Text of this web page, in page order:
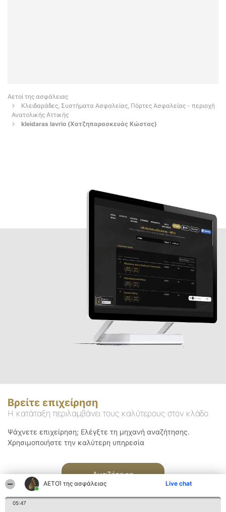
ΑΕΤΟΊ της ασφάλειας Live chat
05:47
Αετοί της ασφάλειας
Κλειδαράδες, Συστήματα Ασφαλείας, Πόρτες Ασφαλείας - περιοχή
Ανατολικής Αττικής
kleidaras lavrio (Χατζηπαρασκευάς Κώστας)
Βρείτε επιχείρηση
Η κατάταξη περιλαμβάνει τους καλύτερους στον κλάδο
Ψάχνετε επιχείρηση; Ελέγξτε τη μηχανή αναζήτησης.
Χρησιμοποιήστε την καλύτερη υπηρεσία
Αναζήτηση